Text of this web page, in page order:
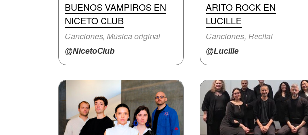
BUENOS VAMPIROS EN
NICETO CLUB
Canciones, Música original
@NicetoClub
ARITO ROCK EN
LUCILLE
Canciones, Recital
@Lucille